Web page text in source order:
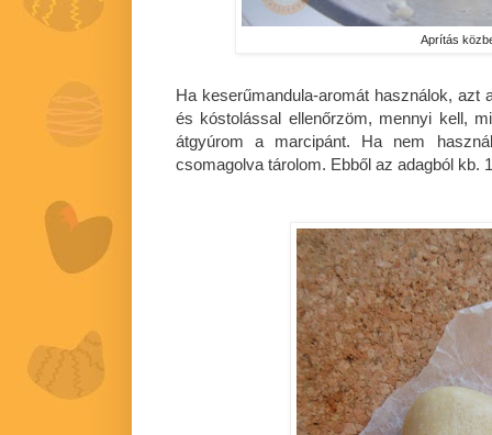
Aprítás
Ha keserűmandula-aromát használok, azt
és kóstolással ellenőrzöm, mennyi kell,
átgyúrom a marcipánt. Ha nem
csomagolva tárolom. Ebből az adagból kb.